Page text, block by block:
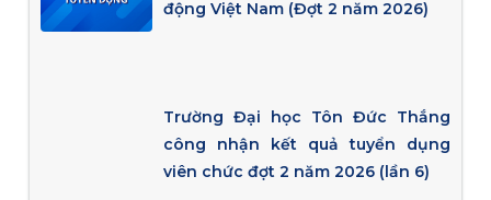
động Việt Nam (Đợt 2 năm 2026)
Trường Đại học Tôn Đức Thắng
công nhận kết quả tuyển dụng
viên chức đợt 2 năm 2026 (lần 6)